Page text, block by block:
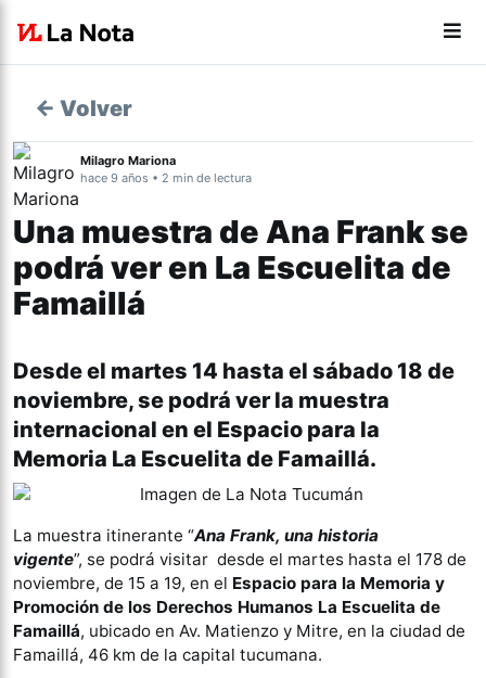
← Volver
Milagro Mariona
hace 9 años • 2 min de lectura
Una muestra de Ana Frank se
podrá ver en La Escuelita de
Famaillá
Desde el martes 14 hasta el sábado 18 de
noviembre, se podrá ver la muestra
internacional en el Espacio para la
Memoria La Escuelita de Famaillá.
La muestra itinerante “Ana Frank, una historia
vigente”, se podrá visitar desde el martes hasta el 178 de
noviembre, de 15 a 19, en el Espacio para la Memoria y
Promoción de los Derechos Humanos La Escuelita de
Famaillá, ubicado en Av. Matienzo y Mitre, en la ciudad de
Famaillá, 46 km de la capital tucumana.